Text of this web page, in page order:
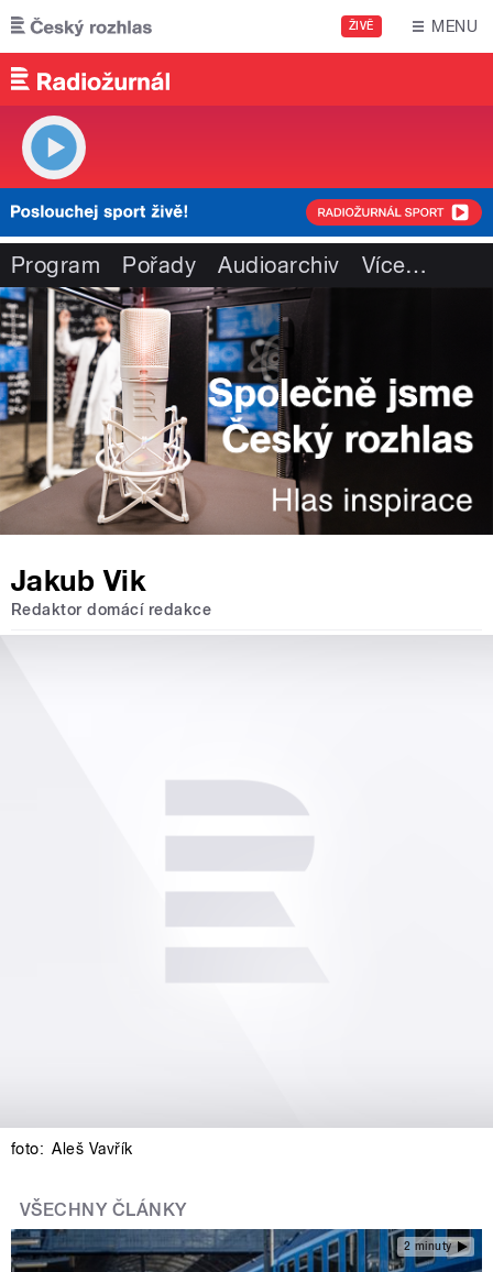
Přejít k hlavnímu obsahu
ŽIVĚ MENU
Program Pořady Audioarchiv Více…
Jakub Vik
Redaktor domácí redakce
foto: Aleš Vavřík
VŠECHNY ČLÁNKY
2 minuty